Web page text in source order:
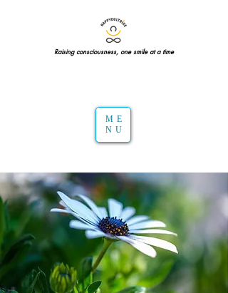
Raising consciousness, one smile at a time
ME
NU